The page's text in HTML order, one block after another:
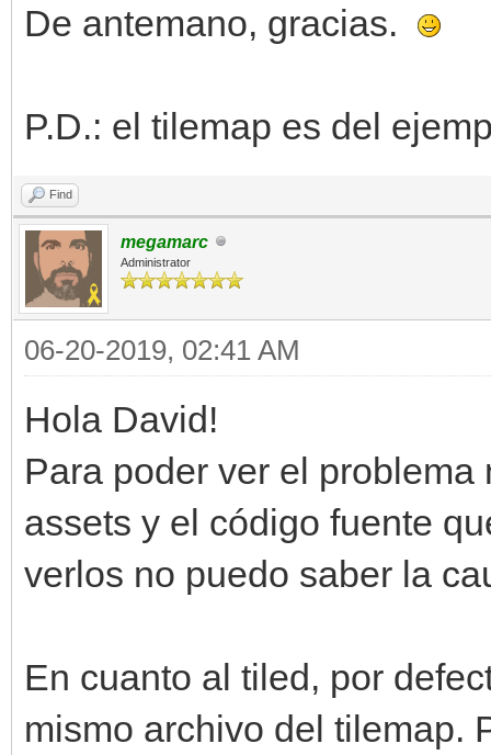
De antemano, gracias.
P.D.: el tilemap es del
Find
megamarc
Administrator
06-20-2019, 02:41 AM
Hola David!
Para poder ver el
assets y el código fuente
verlos no puedo saber la
En cuanto al tiled, por
mismo archivo del tilemap.